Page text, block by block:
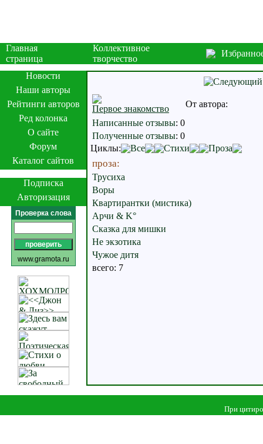
Главная
страница
Коллективное
творчество
Новости
Наши авторы
Рейтинги авторов
Ред колонка
О сайте
Форум
Каталог сайтов
Подписка
Авторизация
Проверка слова
www.gramota.ru
Первое знакомство
От автора:
Написанные отзывы: 0
Полученные отзывы: 0
Циклы:
Все Стихи Проза
проза:
Трусиха
Воры
Квартирантки (мистика)
Арчи & K°
Сказка для мишки
Не экзотика
Чужое дитя
всего: 7
При